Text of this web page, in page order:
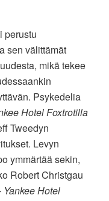
perustu
sen välittämät
mikä tekee
Psykedelia
Hotel Foxtrotilla
Tweedyn
Levyn
ymmärtää sekin,
Robert Christgau
Yankee Hotel